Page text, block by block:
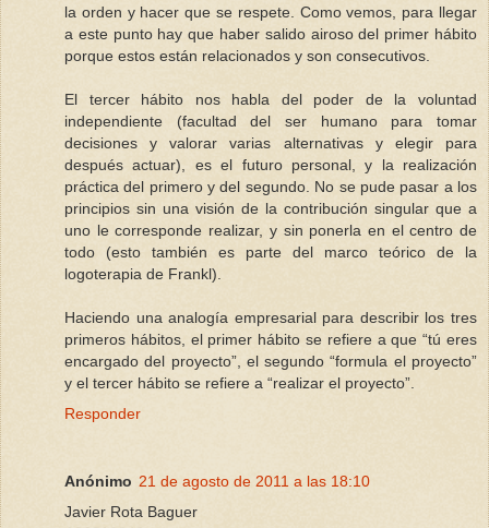
la orden y hacer que se respete. Como vemos, para llegar
a este punto hay que haber salido airoso del primer hábito
porque estos están relacionados y son consecutivos.
El tercer hábito nos habla del poder de la voluntad
independiente (facultad del ser humano para tomar
decisiones y valorar varias alternativas y elegir para
después actuar), es el futuro personal, y la realización
práctica del primero y del segundo. No se pude pasar a los
principios sin una visión de la contribución singular que a
uno le corresponde realizar, y sin ponerla en el centro de
todo (esto también es parte del marco teórico de la
logoterapia de Frankl).
Haciendo una analogía empresarial para describir los tres
primeros hábitos, el primer hábito se refiere a que “tú eres
encargado del proyecto”, el segundo “formula el proyecto”
y el tercer hábito se refiere a “realizar el proyecto”.
Responder
Anónimo 21 de agosto de 2011 a las 18:10
Javier Rota Baguer